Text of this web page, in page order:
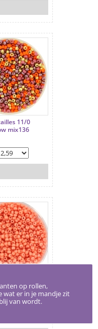
11/0
mix136
11/0
dark
op rollen,
wat er in je mandje zit
van wordt.